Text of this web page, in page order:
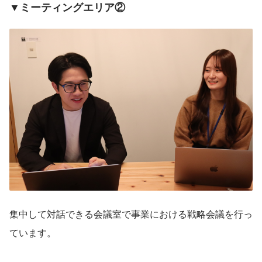
▼ミーティングエリア②
集中して対話できる会議室で事業における戦略会議を行っ
ています。